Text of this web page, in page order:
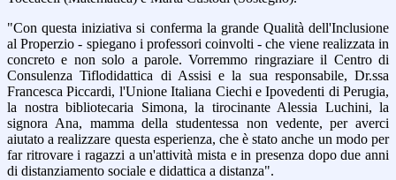
"Con questa iniziativa si conferma la grande Qualità dell'Inclusione
al Properzio - spiegano i professori coinvolti - che viene realizzata in
concreto e non solo a parole. Vorremmo ringraziare il Centro di
Consulenza Tiflodidattica di Assisi e la sua responsabile, Dr.ssa
Francesca Piccardi, l'Unione Italiana Ciechi e Ipovedenti di Perugia,
la nostra bibliotecaria Simona, la tirocinante Alessia Luchini, la
signora Ana, mamma della studentessa non vedente, per averci
aiutato a realizzare questa esperienza, che è stato anche un modo per
far ritrovare i ragazzi a un'attività mista e in presenza dopo due anni
di distanziamento sociale e didattica a distanza".